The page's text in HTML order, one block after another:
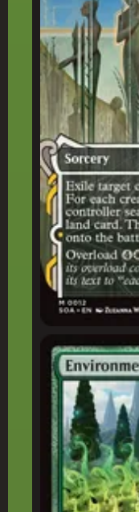
Cientista Ambientalista